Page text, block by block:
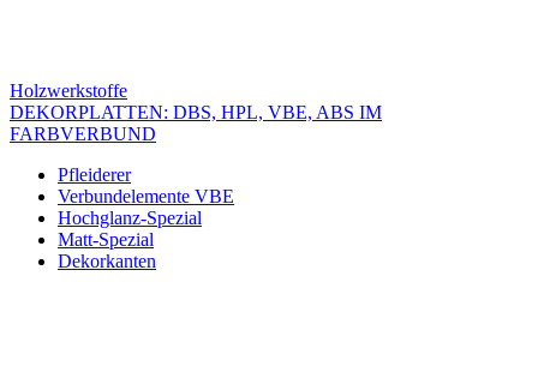
Holzwerkstoffe
DEKORPLATTEN: DBS, HPL, VBE, ABS IM
FARBVERBUND
Pfleiderer
Verbundelemente VBE
Hochglanz-Spezial
Matt-Spezial
Dekorkanten